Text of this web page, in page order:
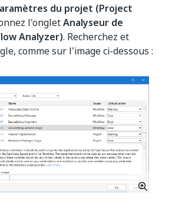
du projet (Project
l'ongletAnalyseur de
Analyzer). Recherchez et
comme sur l'image ci-dessous :